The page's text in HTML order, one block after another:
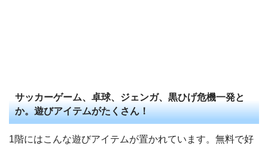
サッカーゲーム、卓球、ジェンガ、黒ひげ危機一発と
か。遊びアイテムがたくさん！
1階にはこんな遊びアイテムが置かれています。無料で好